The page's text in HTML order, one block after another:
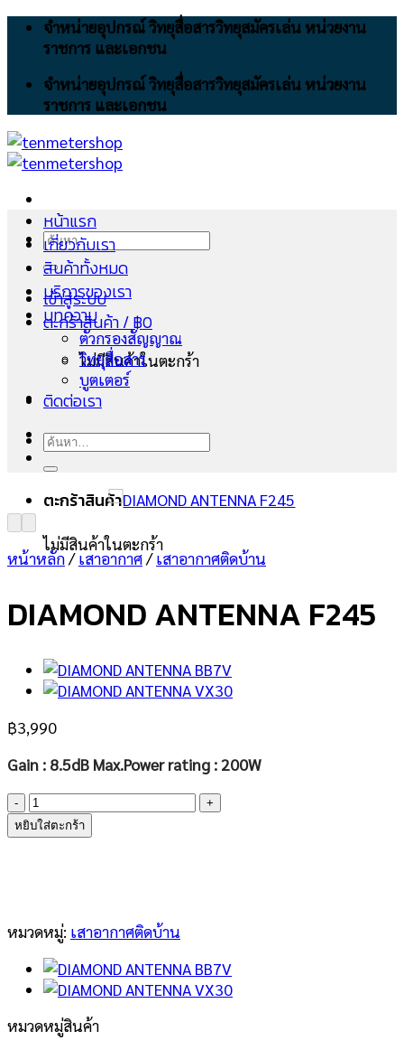
Skip
จำหน่ายอุปกรณ์ วิทยุสื่อสารวิทยุสมัครเล่น หน่วยงาน
ราชการ และเอกชน
จำหน่ายอุปกรณ์ วิทยุสื่อสารวิทยุสมัครเล่น หน่วยงาน
ราชการ และเอกชน
ค้นหา:
เข้าสู่ระบบ
ตะกร้าสินค้า /฿0
ไม่มีสินค้าในตะกร้า
ตะกร้าสินค้า
ไม่มีสินค้าในตะกร้า
หน้าแรก
เกี่ยวกับเรา
สินค้าทั้งหมด
บริการของเรา
บทความ
ตัวกรองสัญญาณ
วิทยุสื่อสาร
บูตเตอร์
ติดต่อเรา
ค้นหา:
หน้าหลัก/ เสาอากาศ/ เสาอากาศติดบ้าน
DIAMOND ANTENNA F245
฿3,990
Gain : 8.5dB Max.Power rating : 200W
จำนวน
DIAMOND
ANTENNA
หยิบใส่ตะกร้า
หมวดหมู่: เสาอากาศติดบ้าน
หมวดหมู่สินค้า